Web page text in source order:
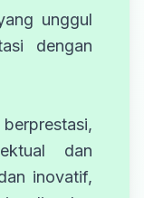
unggul
dengan
dan
inovatif,